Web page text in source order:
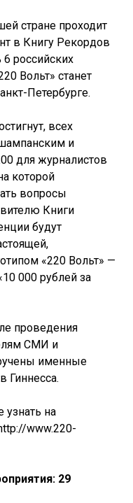
стране проходит
в Книгу Рекордов
российских
Вольт» станет
Петербурге.
всех
и
для журналистов
которой
вопросы
Книги
будут
«220 Вольт» —
000 рублей за
проведения
СМИ и
именные
Гиннесса.
на
www.220-
29